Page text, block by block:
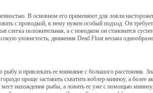
В основном его применяют для ловли
с проводкой, к нему нужен особый подход. Он
слегка положительная, а с поводком он становится
уловистость, движения Dead Float весьма
рыбу и привлекать ее внимание с большого расстояния.
проще заставить схватить воблер-минноу, а более
нахождения рыбы, а ловить ее уже с помощью